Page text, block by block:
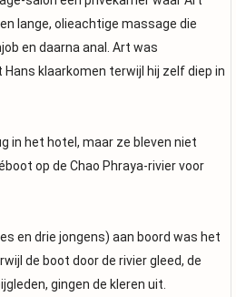
lange, olieachtige massage die
en daarna anal. Art was
Hans klaarkomen terwijl hij zelf diep in
in het hotel, maar ze bleven niet
op de Chao Phraya-rivier voor
en drie jongens) aan boord was het
de boot door de rivier gleed, de
gingen de kleren uit.